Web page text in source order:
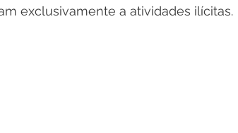
exclusivamente a atividades ilícitas.